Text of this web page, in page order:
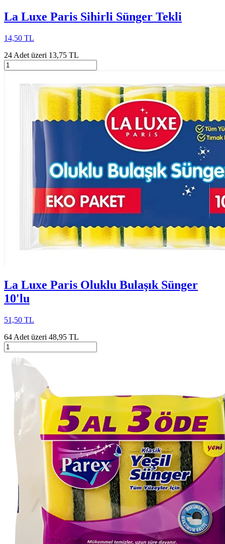
La Luxe Paris Sihirli Sünger Tekli
14,50 TL
24 Adet üzeri 13,75 TL
La Luxe Paris Oluklu Bulaşık Sünger
10'lu
51,50 TL
64 Adet üzeri 48,95 TL